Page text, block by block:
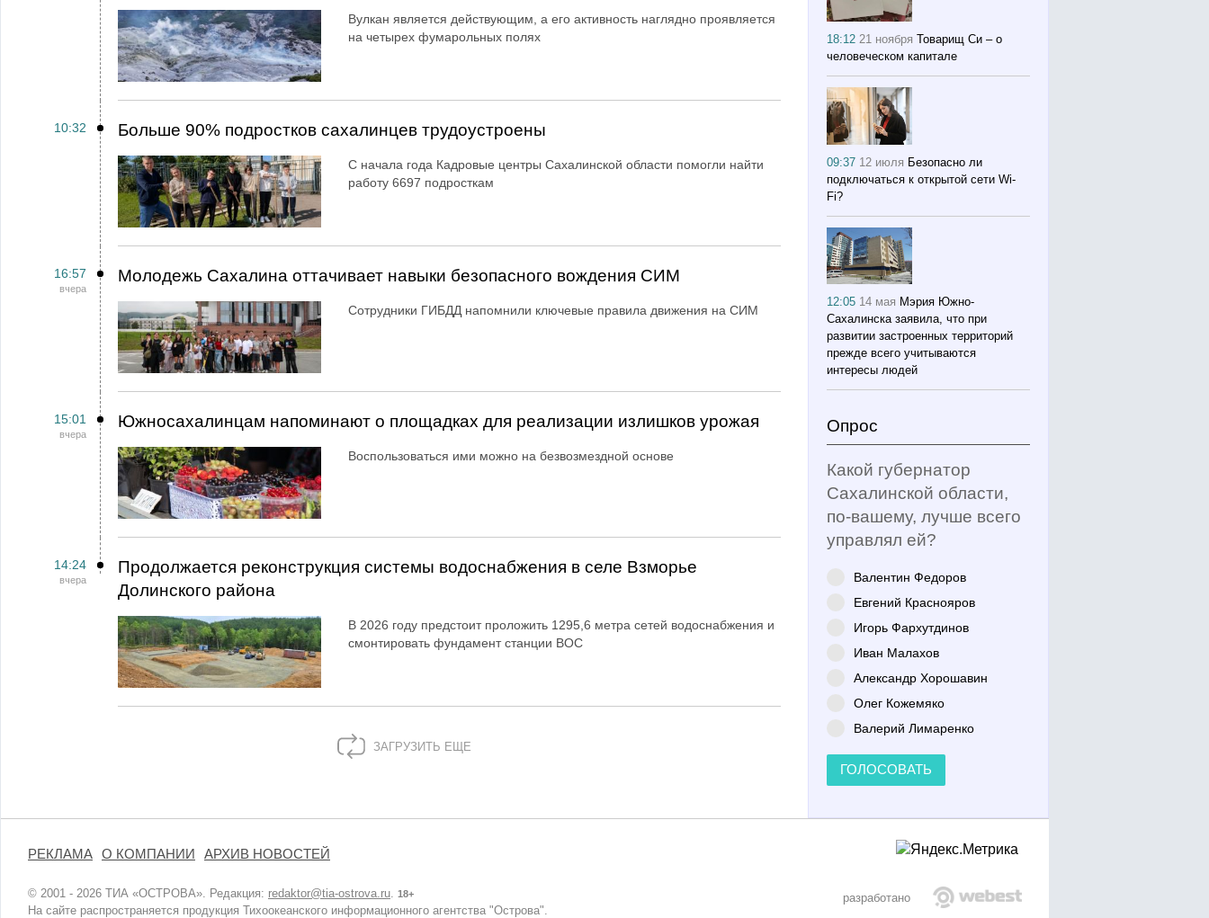
Вулкан является действующим, а его активность наглядно проявляется
на четырех фумарольных полях
10:32 Больше 90% подростков сахалинцев трудоустроены
С начала года Кадровые центры Сахалинской области помогли найти
работу 6697 подросткам
16:57
вчера
Молодежь Сахалина оттачивает навыки безопасного вождения СИМ
Сотрудники ГИБДД напомнили ключевые правила движения на СИМ
15:01
вчера
Южносахалинцам напоминают о площадках для реализации излишков урожая
Воспользоваться ими можно на безвозмездной основе
14:24
вчера
Продолжается реконструкция системы водоснабжения в селе Взморье
Долинского района
В 2026 году предстоит проложить 1295,6 метра сетей водоснабжения и
смонтировать фундамент станции ВОС
ЗАГРУЗИТЬ ЕЩЕ
18:1221 ноября Товарищ Си – о
человеческом капитале
09:37 12 июля Безопасно ли
подключаться к открытой сети Wi-
Fi?
12:05 14 мая Мэрия Южно-
Сахалинска заявила, что при
развитии застроенных территорий
прежде всего учитываются
интересы людей
Опрос
Какой губернатор
Сахалинской области,
по-вашему, лучше всего
управлял ей?
Валентин Федоров
Евгений Краснояров
Игорь Фархутдинов
Иван Малахов
Александр Хорошавин
Олег Кожемяко
Валерий Лимаренко
ГОЛОСОВАТЬ
РЕКЛАМА О КОМПАНИИ АРХИВ НОВОСТЕЙ
© 2001 - 2026 ТИА «ОСТРОВА». Редакция: redaktor@tia-ostrova.ru 18+
На сайте распространяется продукция Тихоокеанского информационного агентства "Острова".
разработано